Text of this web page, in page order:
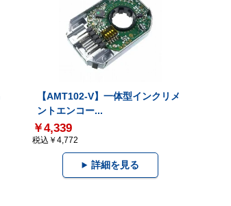
【AMT102-V】一体型インクリメ
ントエンコー...
￥4,339
税込￥4,772
詳細を見る